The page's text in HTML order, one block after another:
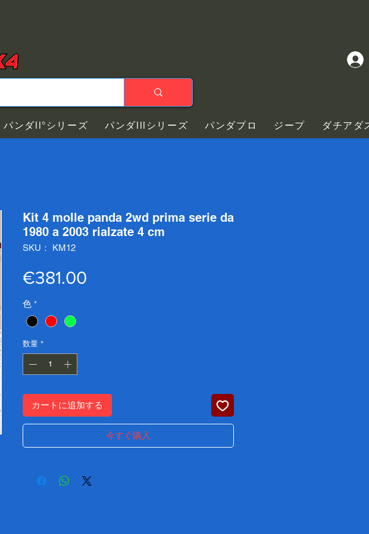
パンダII°シリーズ パンダIIIシリーズ パンダプロ ジープ ダチアダ
Kit 4 molle panda 2wd prima serie da
1980 a 2003 rialzate 4 cm
SKU： KM12
€381.00
色 *
数量 *
カートに追加する
今すぐ購入